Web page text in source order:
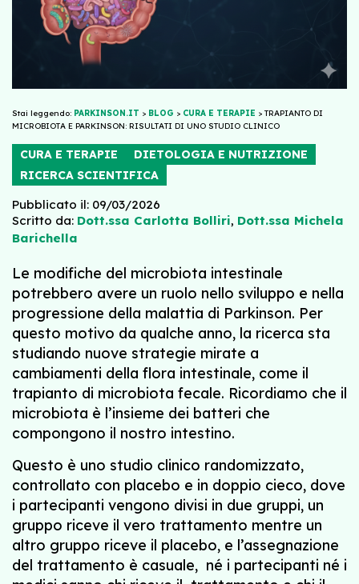
Stai leggendo: PARKINSON.IT > BLOG > CURA E TERAPIE > TRAPIANTO DI
MICROBIOTA E PARKINSON: RISULTATI DI UNO STUDIO CLINICO
CURA E TERAPIE
DIETOLOGIA E NUTRIZIONE
RICERCA SCIENTIFICA
Pubblicato il: 09/03/2026
Scritto da: Dott.ssa Carlotta Bolliri, Dott.ssa Michela
Barichella
Le modifiche del microbiota intestinale
potrebbero avere un ruolo nello sviluppo e nella
progressione della malattia di Parkinson. Per
questo motivo da qualche anno, la ricerca sta
studiando nuove strategie mirate a
cambiamenti della flora intestinale, come il
trapianto di microbiota fecale. Ricordiamo che il
microbiota è l’insieme dei batteri che
compongono il nostro intestino.
Questo è uno studio clinico randomizzato,
controllato con placebo e in doppio cieco, dove
i partecipanti vengono divisi in due gruppi, un
gruppo riceve il vero trattamento mentre un
altro gruppo riceve il placebo, e l’assegnazione
del trattamento è casuale, né i partecipanti né i